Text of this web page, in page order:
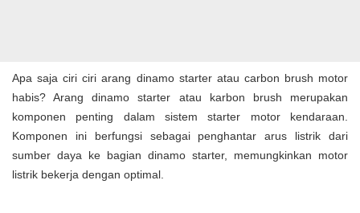
Apa saja ciri ciri arang dinamo starter atau carbon brush motor
habis? Arang dinamo starter atau karbon brush merupakan
komponen penting dalam sistem starter motor kendaraan.
Komponen ini berfungsi sebagai penghantar arus listrik dari
sumber daya ke bagian dinamo starter, memungkinkan motor
listrik bekerja dengan optimal.